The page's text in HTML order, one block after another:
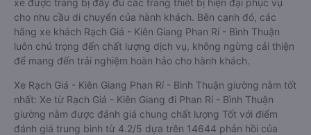
xe được trang bị đầy đủ các trang thiết bị hiện đại phục vụ
cho nhu cầu di chuyển của hành khách. Bên cạnh đó, các
hãng xe khách Rạch Giá - Kiên Giang Phan Rí - Bình Thuận
luôn chú trọng đến chất lượng dịch vụ, không ngừng cải thiện
để mang đến trải nghiệm hoàn hảo cho hành khách.
Xe Rạch Giá - Kiên Giang Phan Rí - Bình Thuận giường nằm tốt
nhất: Xe từ Rạch Giá - Kiên Giang đi Phan Rí - Bình Thuận
giường nằm được đánh giá chung chất lượng Tốt với điểm
đánh giá trung bình từ 4.2/5 dựa trên 14644 phản hồi của